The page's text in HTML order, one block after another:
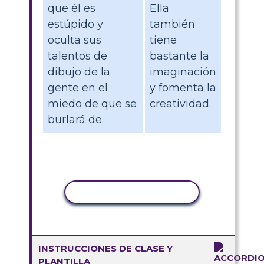
que él es
estúpido y
oculta sus
talentos de
dibujo de la
gente en el
miedo de que se
burlará de.
Ella
también
tiene
bastante la
imaginación
y fomenta la
creatividad.
INSTRUCCIONES DE CLASE Y
PLANTILLA